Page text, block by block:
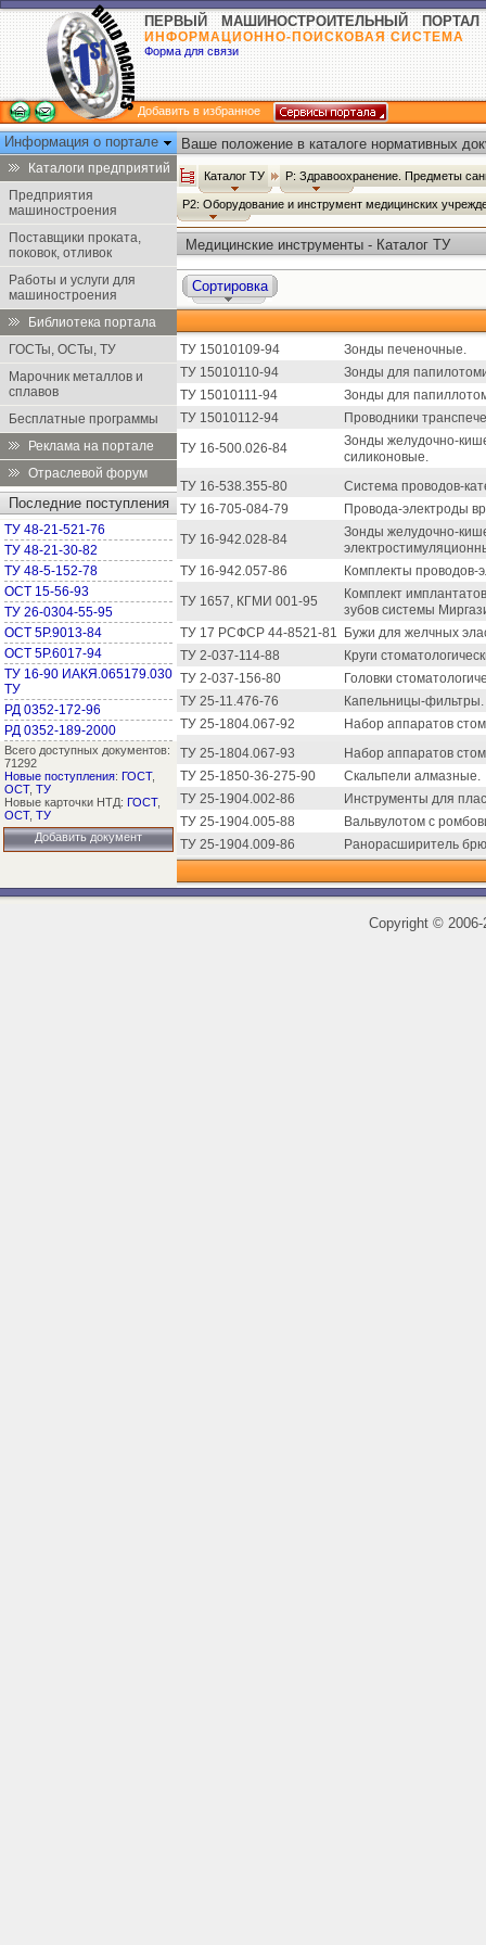
ПЕРВЫЙ МАШИНОСТРОИТЕЛЬНЫЙ ПОРТАЛ
ИНФОРМАЦИОННО-ПОИСКОВАЯ СИСТЕМА
Форма для связи
Добавить в избранное
Информация о портале
Каталоги предприятий
Предприятия
машиностроения
Поставщики проката,
поковок, отливок
Работы и услуги для
машиностроения
Библиотека портала
ГОСТы, ОСТы, ТУ
Марочник металлов и
сплавов
Бесплатные программы
Реклама на портале
Отраслевой форум
Последние поступления
ТУ 48-21-521-76
ТУ 48-21-30-82
ТУ 48-5-152-78
ОСТ 15-56-93
ТУ 26-0304-55-95
ОСТ 5Р.9013-84
ОСТ 5Р.6017-94
ТУ 16-90 ИАКЯ.065179.030
ТУ
РД 0352-172-96
РД 0352-189-2000
Всего доступных документов:
71292
Новые поступления: ГОСТ,
ОСТ, ТУ
Новые карточки НТД: ГОСТ,
ОСТ, ТУ
Добавить документ
Ваше положение в каталоге нормативных
Каталог ТУ Р: Здравоохранение. Предметы
Р2: Оборудование и инструмент медицинских
Медицинские инструменты - Каталог ТУ
Сортировка
ТУ 15010109-94
Зонды печеночные.
ТУ 15010110-94
Зонды для
ТУ 15010111-94
Зонды для
ТУ 15010112-94
Проводники
ТУ 16-500.026-84
Зонды желудочно-
силиконовые.
ТУ 16-538.355-80
Система проводов-
ТУ 16-705-084-79
Провода-электроды
ТУ 16-942.028-84
Зонды желудочно-
ТУ 16-942.057-86
Комплекты проводов-
ТУ 1657, КГМИ 001-95
Комплект
зубов системы
ТУ 17 РСФСР 44-8521-81
Бужи для желчных
ТУ 2-037-114-88
Круги
ТУ 2-037-156-80
Головки
ТУ 25-11.476-76
Капельницы-фильтры.
ТУ 25-1804.067-92
Набор аппаратов
ТУ 25-1804.067-93
Набор аппаратов
ТУ 25-1850-36-275-90
Скальпели алмазные.
ТУ 25-1904.002-86
Инструменты для
ТУ 25-1904.005-88
Вальвулотом с
ТУ 25-1904.009-86
Ранорасширитель
Copyright ©